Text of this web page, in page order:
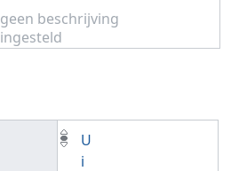
geen beschrijving
ingesteld
U
i